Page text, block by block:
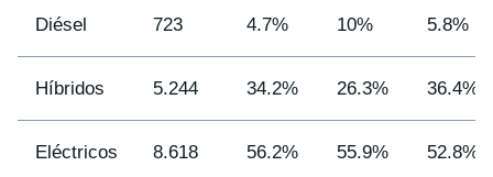
Diésel 723 4.7% 10% 5.8%
Híbridos 5.244 34.2% 26.3% 36.4%
Eléctricos 8.618 56.2% 55.9% 52.8%